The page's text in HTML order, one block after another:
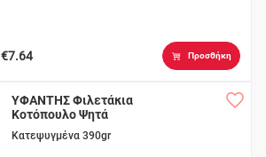
€7.64 Προσθήκη
ΥΦΑΝΤΗΣ Φιλετάκια
Κοτόπουλο Ψητά
Κατεψυγμένα 390gr